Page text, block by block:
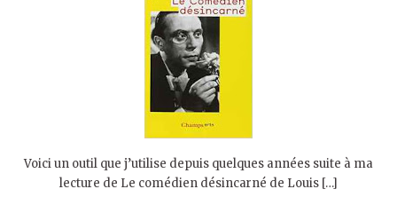
Voici un outil que j’utilise depuis quelques années suite à ma
lecture de Le comédien désincarné de Louis […]